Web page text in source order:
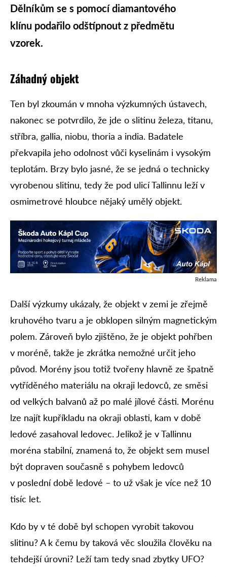
Dělníkům se s pomocí diamantového
klínu podařilo odštípnout z předmětu
vzorek.
Záhadný objekt
Ten byl zkoumán v mnoha výzkumných ústavech,
nakonec se potvrdilo, že jde o slitinu železa, titanu,
stříbra, gallia, niobu, thoria a india. Badatele
překvapila jeho odolnost vůči kyselinám i vysokým
teplotám. Brzy bylo jasné, že se jedná o technicky
vyrobenou slitinu, tedy že pod ulicí Tallinnu leží v
osmimetrové hloubce nějaký umělý objekt.
Reklama
Další výzkumy ukázaly, že objekt v zemi je zřejmě
kruhového tvaru a je obklopen silným magnetickým
polem. Zároveň bylo zjištěno, že je objekt pohřben
v moréně, takže je zkrátka nemožné určit jeho
původ. Morény jsou totiž tvořeny hlavně ze špatně
vytříděného materiálu na okraji ledovců, ze směsi
od velkých balvanů až po malé jílové části. Morénu
lze najít kupříkladu na okraji oblasti, kam v době
ledové zasahoval ledovec. Jelikož je v Tallinnu
moréna stabilní, znamená to, že objekt sem musel
být dopraven současně s pohybem ledovců
v poslední době ledové – to už však je více než 10
tisíc let.
Kdo by v té době byl schopen vyrobit takovou
slitinu? A k čemu by taková věc sloužila člověku na
tehdejší úrovni? Leží tam tedy snad zbytky UFO?